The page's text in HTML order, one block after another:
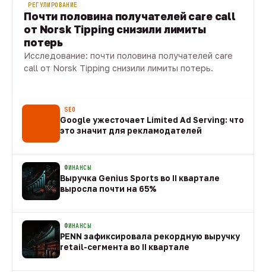
РЕГУЛИРОВАНИЕ
Почти половина получателей care call
от Norsk Tipping снизили лимиты
потерь
Исследование: почти половина получателей care
call от Norsk Tipping снизили лимиты потерь.
SEO
Google ужесточает Limited Ad Serving: что
это значит для рекламодателей
ФИНАНСЫ
Выручка Genius Sports во II квартале
выросла почти на 65%
ФИНАНСЫ
PENN зафиксировала рекордную выручку
retail-сегмента во II квартале